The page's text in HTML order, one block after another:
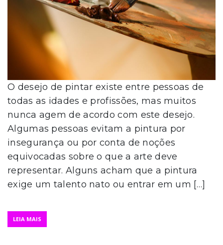
O desejo de pintar existe entre pessoas de
todas as idades e profissões, mas muitos
nunca agem de acordo com este desejo.
Algumas pessoas evitam a pintura por
insegurança ou por conta de noções
equivocadas sobre o que a arte deve
representar. Alguns acham que a pintura
exige um talento nato ou entrar em um […]
LEIA MAIS